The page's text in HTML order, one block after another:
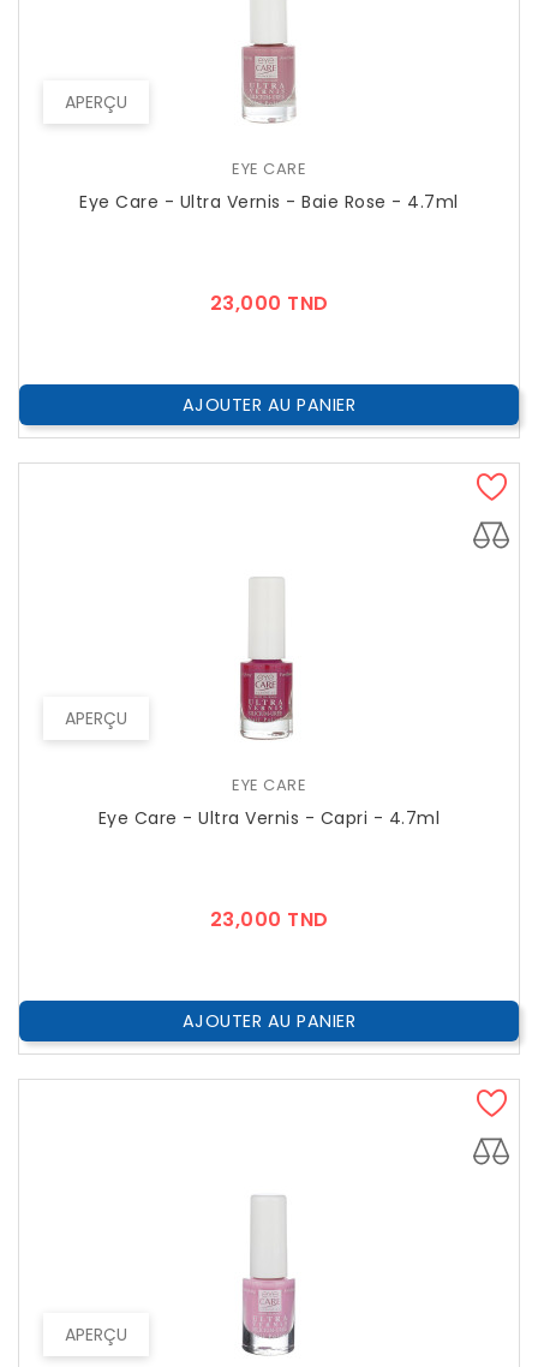
APERÇU
EYE CARE
Eye Care - Ultra Vernis - Baie Rose - 4.7ml
23,000 TND
AJOUTER AU PANIER
APERÇU
EYE CARE
Eye Care - Ultra Vernis - Capri - 4.7ml
23,000 TND
AJOUTER AU PANIER
APERÇU